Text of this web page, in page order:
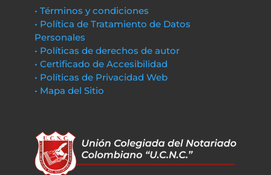
• Términos y condiciones
• Política de Tratamiento de Datos
Personales
• Políticas de derechos de autor
• Certificado de Accesibilidad
• Políticas de Privacidad Web
• Mapa del Sitio